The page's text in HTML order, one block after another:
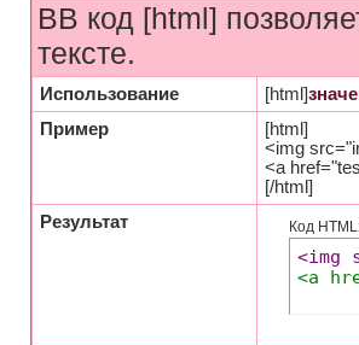
BB код [html]
тексте.
Использование [html]
Пример
[html]
<img
<a
[/html]
Результат
Код
<img
<a